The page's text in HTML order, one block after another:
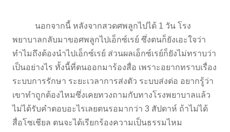
นอกจากนี้ หลังจากสวดศพลูกไปได้ 1 วัน โรง
พยาบาลกลับมาขอศพลูกไปเอ็กซ์เรย์ ซึ่งตนก็ยังเอะใจว่า
ทำไมถึงต้องนำไปเอ็กซ์เรย์ ส่วนผลเอ็กซ์เรย์ก็ยังไม่ทราบว่า
เป็นอย่างไร ทั้งนี้ที่ตนออกมาร้องสื่อ เพราะอยากทราบเรื่อง
ระบบการรักษา ระยะเวลาการส่งตัว ระบบส่งต่อ อยากรู้ว่า
เขาทำถูกต้องไหมซึ่งเคยทวงถามกับทางโรงพยาบาลแล้ว
ไม่ได้รับคำตอบอะไรเลยตนรอมากว่า 3 สัปดาห์ ถ้าไม่ได้
สื่อโซเชียล ตนจะได้เรียกร้องความเป็นธรรมไหม